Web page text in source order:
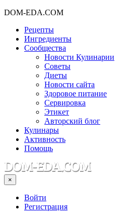
DOM-EDA.COM
Рецепты
Ингредиенты
Сообщества
Новости Кулинарии
Советы
Диеты
Новости сайта
Здоровое питание
Сервировка
Этикет
Авторский блог
Кулинары
Активность
Помощь
×
Войти
Регистрация